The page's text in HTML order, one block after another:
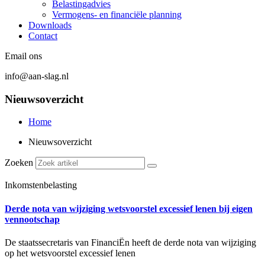
Belastingadvies
Vermogens- en financiële planning
Downloads
Contact
Email ons
info@aan-slag.nl
Nieuwsoverzicht
Home
Nieuwsoverzicht
Zoeken
Inkomstenbelasting
Derde nota van wijziging wetsvoorstel excessief lenen bij eigen
vennootschap
De staatssecretaris van FinanciËn heeft de derde nota van wijziging
op het wetsvoorstel excessief lenen